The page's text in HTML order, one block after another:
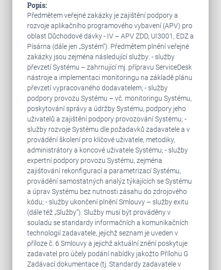
Popis:
Předmětem veřejné zakázky je zajištění podpory a
rozvoje aplikačního programového vybavení (APV) pro
oblast Důchodové dávky - IV – APV ZDD, UI3001, EDZ a
Písárna (dále jen „Systém“). Předmětem plnění veřejné
zakázky jsou zejména následující služby: - služby
převzetí Systému – zahrnující mj. přípravu ServiceDesk
nástroje a implementaci monitoringu na základě plánu
převzetí vypracovaného dodavatelem; - služby
podpory provozu Systému – vč. monitoringu Systému,
poskytování správy a údržby Systému, podpory jeho
uživatelů a zajištění podpory provozování Systému; -
služby rozvoje Systému dle požadavků zadavatele a v
provádění školení pro klíčové uživatele, metodiky,
administrátory a koncové uživatele Systému; - služby
expertní podpory provozu Systému, zejména
zajišťování rekonfigurací a parametrizací Systému,
provádění samostatných analýz týkajících se Systému
a úprav Systému bez nutnosti zásahu do zdrojového
kódu; - služby ukončení plnění Smlouvy – služby exitu
(dále též „Služby“). Služby musí být prováděny v
souladu se standardy informačních a komunikačních
technologií zadavatele, jejichž seznam je uveden v
příloze č. 6 Smlouvy a jejichž aktuální znění poskytuje
zadavatel pro účely podání nabídky jakožto Přílohu G
Zadávací dokumentace (tj. Standardy zadavatele v